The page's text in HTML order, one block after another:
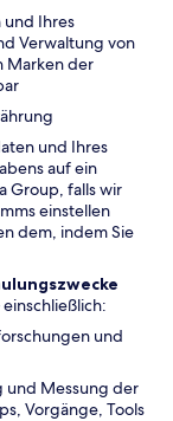
und Ihres
Verwaltung von
Marken der
und Ihres
auf ein
Group, falls wir
einstellen
dem, indem Sie
einschließlich:
und
und Messung der
Vorgänge, Tools